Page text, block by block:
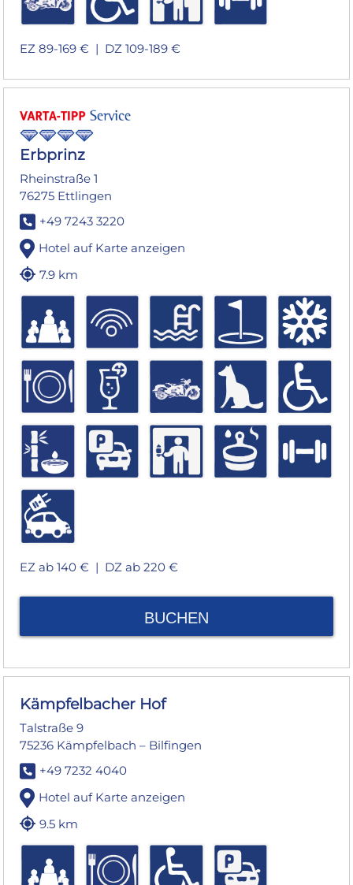
EZ 89-169 € | DZ 109-189 €
Erbprinz
Rheinstraße 1
76275 Ettlingen
+49 7243 3220
Hotel auf Karte anzeigen
7.9 km
EZ ab 140 € | DZ ab 220 €
BUCHEN
Kämpfelbacher Hof
Talstraße 9
75236 Kämpfelbach – Bilfingen
+49 7232 4040
Hotel auf Karte anzeigen
9.5 km